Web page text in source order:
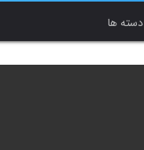
دسته ها